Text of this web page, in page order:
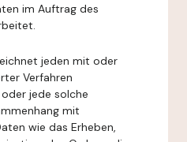
im Auftrag des
jeden mit oder
Verfahren
jede solche
mit
wie das Erheben,